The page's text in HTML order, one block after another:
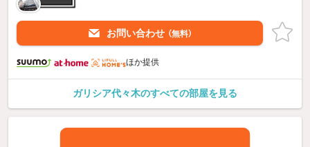
お問い合わせ （無料）
ほか提供
ガリシア代々木のすべての部屋を見る